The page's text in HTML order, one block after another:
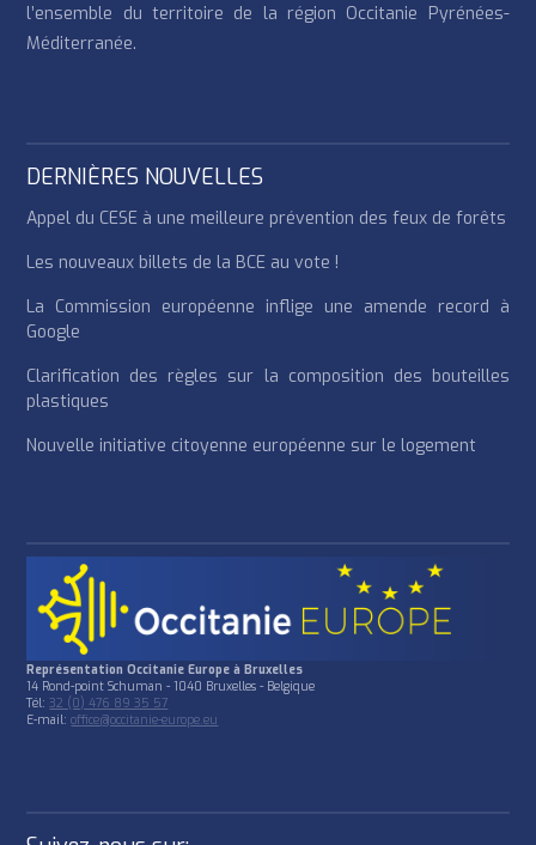
l’ensemble du territoire de la région Occitanie Pyrénées-
Méditerranée.
DERNIÈRES NOUVELLES
Appel du CESE à une meilleure prévention des feux de forêts
Les nouveaux billets de la BCE au vote !
La Commission européenne inflige une amende record à
Google
Clarification des règles sur la composition des bouteilles
plastiques
Nouvelle initiative citoyenne européenne sur le logement
Représentation Occitanie Europe à Bruxelles
14 Rond-point Schuman - 1040 Bruxelles - Belgique
Tél: 32 (0) 476 89 35 57
E-mail:office@occitanie-europe.eu